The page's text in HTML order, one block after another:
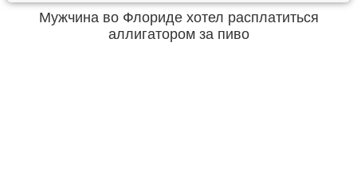
Мужчина во Флориде хотел расплатиться
аллигатором за пиво